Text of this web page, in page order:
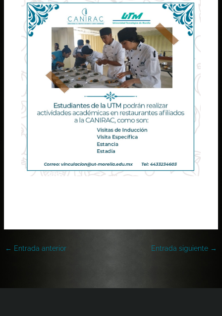
← Entrada anterior Entrada siguiente →